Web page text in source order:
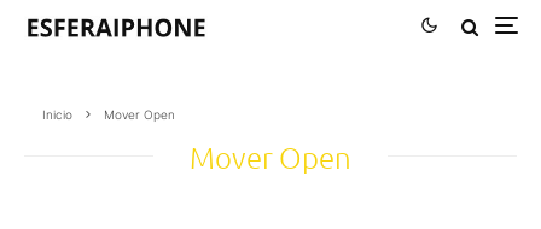
Inicio Mover Open
Mover Open